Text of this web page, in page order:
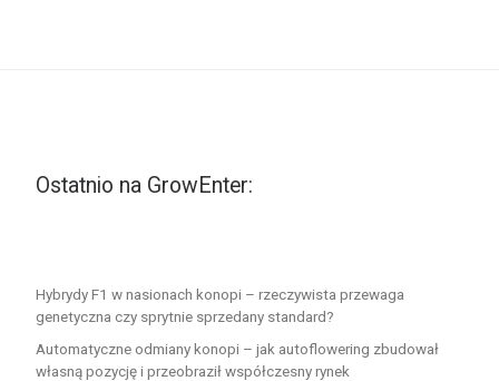
Ostatnio na GrowEnter:
Hybrydy F1 w nasionach konopi – rzeczywista przewaga
genetyczna czy sprytnie sprzedany standard?
Automatyczne odmiany konopi – jak autoflowering zbudował
własną pozycję i przeobraził współczesny rynek